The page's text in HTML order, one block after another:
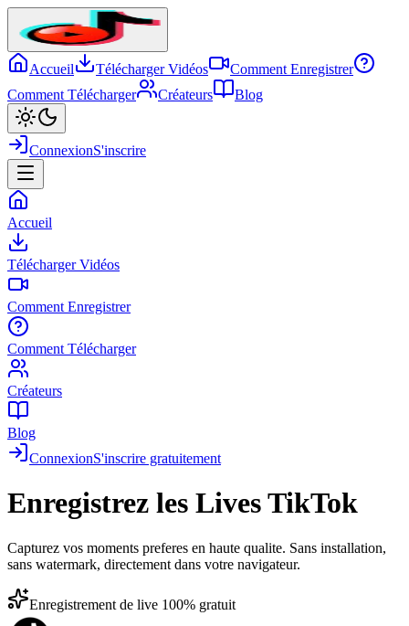
Accueil Télécharger Vidéos
Comment Enregistrer
Comment Télécharger
Créateurs Blog
ConnexionS'inscrire
Accueil
Télécharger Vidéos
Comment Enregistrer
Comment Télécharger
Créateurs
Blog
ConnexionS'inscrire gratuitement
Enregistrez les Lives TikTok
Capturez vos moments preferes en haute qualite. Sans installation,
sans watermark, directement dans votre navigateur.
Enregistrement de live 100% gratuit